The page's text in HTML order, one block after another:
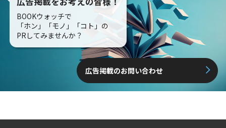
BOOKウォッチで
「ホン」「モノ」「コト」の
PRしてみませんか？
広告掲載のお問い合わせ